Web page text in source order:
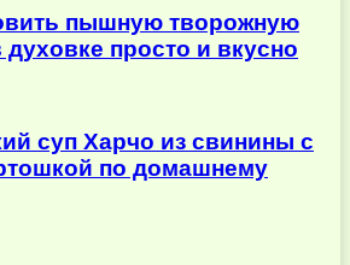
пышную творожную
духовке просто и вкусно
суп Харчо из свинины с
по домашнему